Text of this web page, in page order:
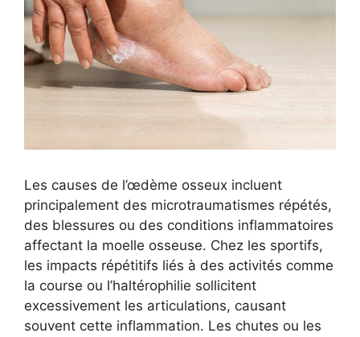
Les causes de l’œdème osseux incluent
principalement des microtraumatismes répétés,
des blessures ou des conditions inflammatoires
affectant la moelle osseuse. Chez les sportifs,
les impacts répétitifs liés à des activités comme
la course ou l’haltérophilie sollicitent
excessivement les articulations, causant
souvent cette inflammation. Les chutes ou les